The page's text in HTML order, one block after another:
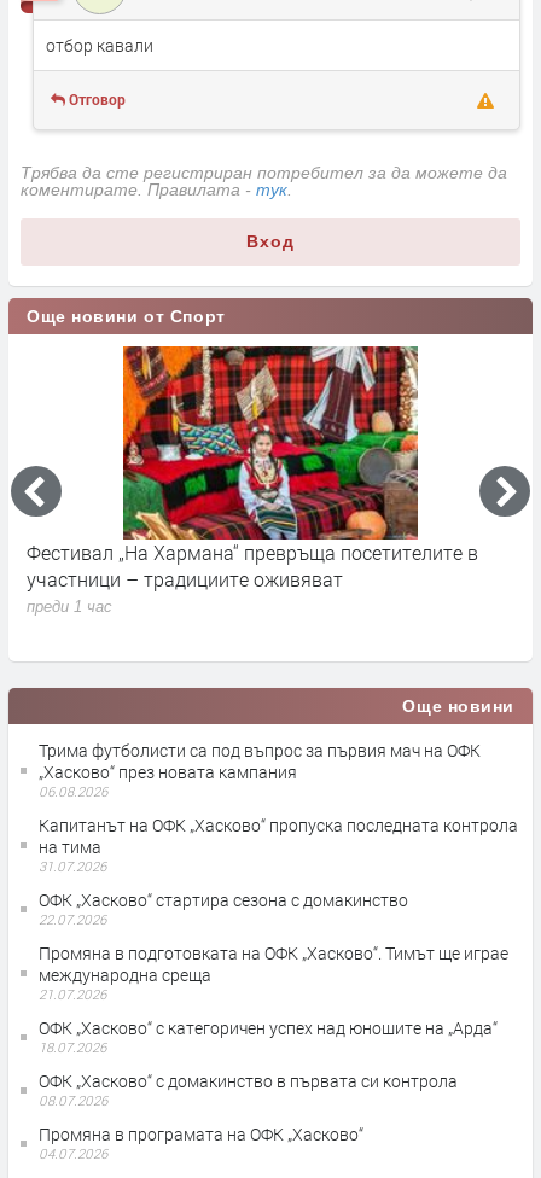
отбор кавали
Отговор
Трябва да сте регистриран потребител за да можете да
коментирате. Правилата - тук
Вход
Още новини от Спорт
Фестивал „На Хармана“ превръща посетителите в
участници – традициите оживяват
преди 1 час
Още новини
Трима футболисти са под въпрос за първия мач на ОФК
„Хасково“ през новата кампания
06.08.2026
Капитанът на ОФК „Хасково“ пропуска последната контрола
на тима
31.07.2026
ОФК „Хасково“ стартира сезона с домакинство
22.07.2026
Промяна в подготовката на ОФК „Хасково“. Тимът ще играе
международна среща
21.07.2026
ОФК „Хасково“ с категоричен успех над юношите на „Арда“
18.07.2026
ОФК „Хасково“ с домакинство в първата си контрола
08.07.2026
Промяна в програмата на ОФК „Хасково“
04.07.2026